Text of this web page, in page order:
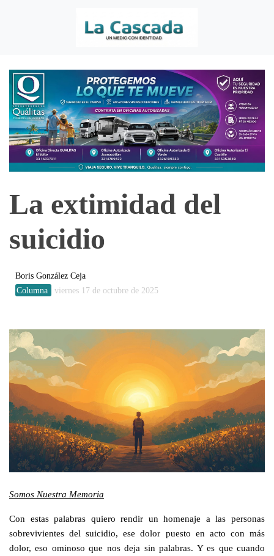
La extimidad del
suicidio
Boris González Ceja
Columna
viernes 17 de octubre de 2025
Somos Nuestra Memoria
Con estas palabras quiero rendir un homenaje a las personas
sobrevivientes del suicidio, ese dolor puesto en acto con más
dolor, eso ominoso que nos deja sin palabras. Y es que cuando